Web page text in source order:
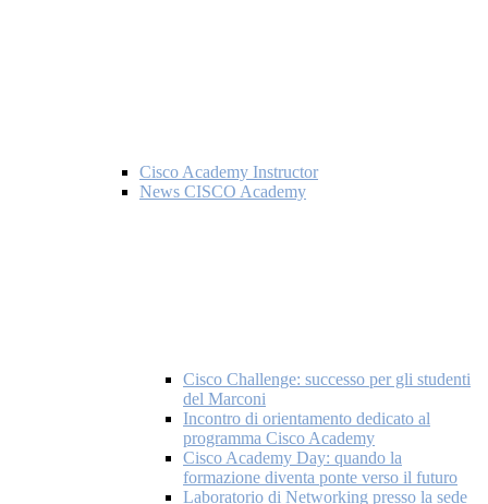
Cisco Academy Instructor
News CISCO Academy
Cisco Challenge: successo per gli studenti
del Marconi
Incontro di orientamento dedicato al
programma Cisco Academy
Cisco Academy Day: quando la
formazione diventa ponte verso il futuro
Laboratorio di Networking presso la sede